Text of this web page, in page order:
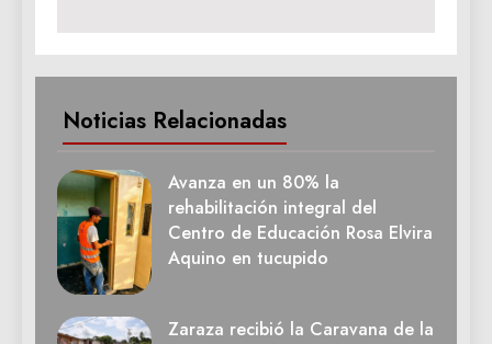
Noticias Relacionadas
Avanza en un 80% la
rehabilitación integral del
Centro de Educación Rosa Elvira
Aquino en tucupido
Zaraza recibió la Caravana de la